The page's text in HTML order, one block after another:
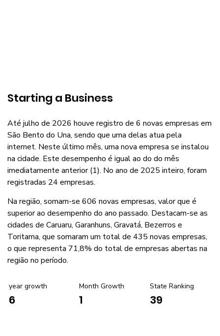
Starting a Business
Até julho de 2026 houve registro de 6 novas empresas em
São Bento do Una, sendo que uma delas atua pela
internet. Neste último mês, uma nova empresa se instalou
na cidade. Este desempenho é igual ao do do mês
imediatamente anterior (1). No ano de 2025 inteiro, foram
registradas 24 empresas.
Na região, somam-se 606 novas empresas, valor que é
superior ao desempenho do ano passado. Destacam-se as
cidades de Caruaru, Garanhuns, Gravatá, Bezerros e
Toritama, que somaram um total de 435 novas empresas,
o que representa 71,8% do total de empresas abertas na
região no período.
year growth
6
Month Growth
1
State Ranking
39